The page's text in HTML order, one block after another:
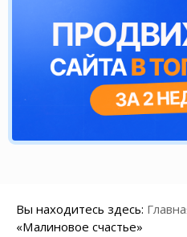
Вы находитесь здесь:
«Малиновое счастье»